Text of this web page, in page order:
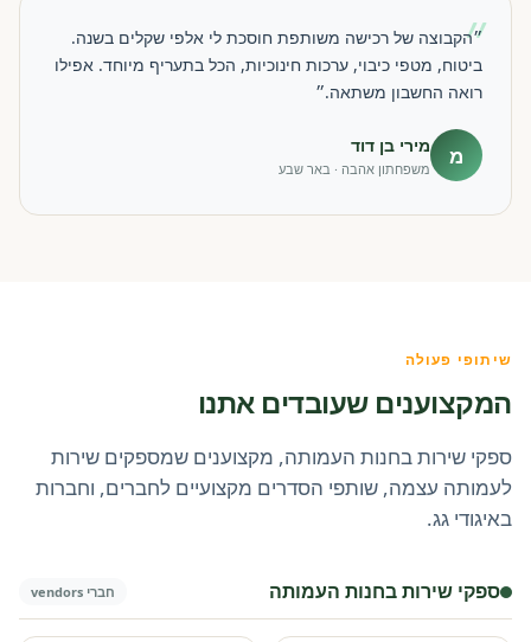
״
״הקבוצה של רכישה משותפת חוסכת לי אלפי שקלים בשנה.
ביטוח, מטפי כיבוי, ערכות חינוכיות, הכל בתעריף מיוחד. אפילו
רואה החשבון משתאה.״
מ מירי בן דוד
משפחתון אהבה · באר שבע
שיתופי פעולה
המקצוענים שעובדים אתנו
ספקי שירות בחנות העמותה, מקצוענים שמספקים שירות
לעמותה עצמה, שותפי הסדרים מקצועיים לחברים, וחברות
באיגודי גג.
ספקי שירות בחנות העמותה חברי vendors